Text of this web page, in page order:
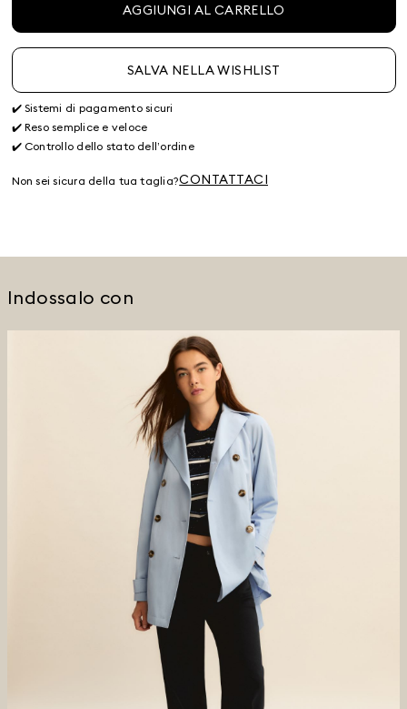
AGGIUNGI AL CARRELLO
SALVA NELLA WISHLIST
✔️ Sistemi di pagamento sicuri
✔️ Reso semplice e veloce
✔️ Controllo dello stato dell’ordine
Non sei sicura della tua taglia?CONTATTACI
Indossalo con